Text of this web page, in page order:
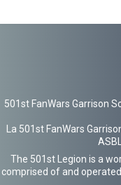
501st FanWars Garrison
La 501st FanWars
The 501st Legion is a
comprised of and